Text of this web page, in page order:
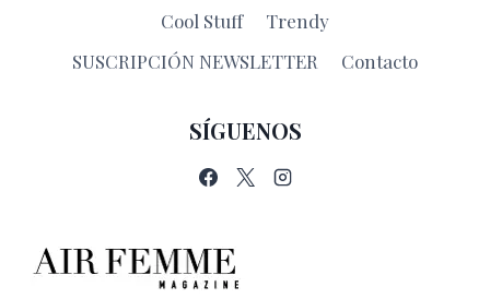
Cool Stuff
Trendy
SUSCRIPCIÓN NEWSLETTER
Contacto
SÍGUENOS